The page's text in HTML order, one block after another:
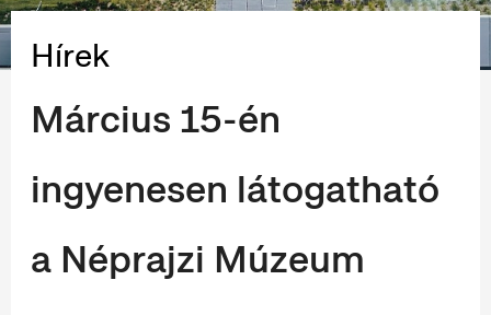
Hírek
Március 15-én
ingyenesen látogatható
a Néprajzi Múzeum